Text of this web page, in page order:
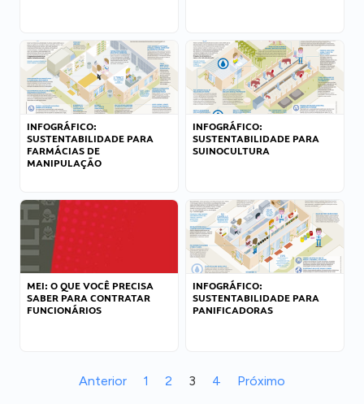
INFOGRÁFICO:
SUSTENTABILIDADE PARA
FARMÁCIAS DE
MANIPULAÇÃO
INFOGRÁFICO:
SUSTENTABILIDADE PARA
SUINOCULTURA
MEI: O QUE VOCÊ PRECISA
SABER PARA CONTRATAR
FUNCIONÁRIOS
INFOGRÁFICO:
SUSTENTABILIDADE PARA
PANIFICADORAS
Anterior 1 2 3 4 Próximo